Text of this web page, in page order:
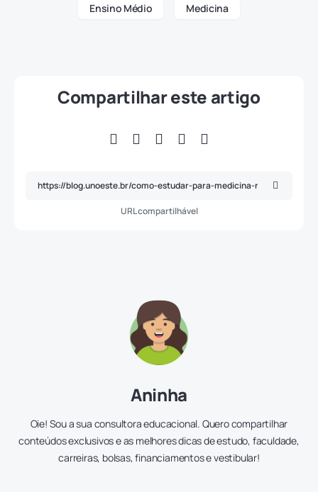
Ensino Médio Medicina
Compartilhar este artigo
URL compartilhável
Aninha
Oie! Sou a sua consultora educacional. Quero compartilhar
conteúdos exclusivos e as melhores dicas de estudo, faculdade,
carreiras, bolsas, financiamentos e vestibular!